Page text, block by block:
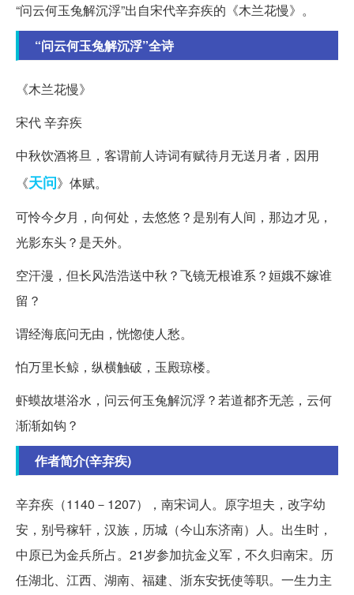
“问云何玉兔解沉浮”出自宋代辛弃疾的《木兰花慢》。
“问云何玉兔解沉浮”全诗
《木兰花慢》
宋代 辛弃疾
中秋饮酒将旦，客谓前人诗词有赋待月无送月者，因用
《天问》体赋。
可怜今夕月，向何处，去悠悠？是别有人间，那边才见，
光影东头？是天外。
空汗漫，但长风浩浩送中秋？飞镜无根谁系？姮娥不嫁谁
留？
谓经海底问无由，恍惚使人愁。
怕万里长鲸，纵横触破，玉殿琼楼。
虾蟆故堪浴水，问云何玉兔解沉浮？若道都齐无恙，云何
渐渐如钩？
作者简介(辛弃疾)
辛弃疾（1140－1207），南宋词人。原字坦夫，改字幼
安，别号稼轩，汉族，历城（今山东济南）人。出生时，
中原已为金兵所占。21岁参加抗金义军，不久归南宋。历
任湖北、江西、湖南、福建、浙东安抚使等职。一生力主